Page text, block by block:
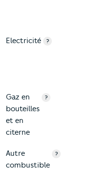
Electricité ?
Gaz en
bouteilles
et en
citerne
?
Autre
combustible
?